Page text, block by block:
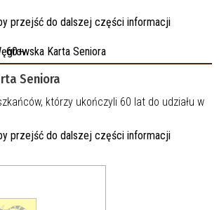
przejść do dalszej części informacji
Seniora
którzy ukończyli 60 lat do udziału w
przejść do dalszej części informacji